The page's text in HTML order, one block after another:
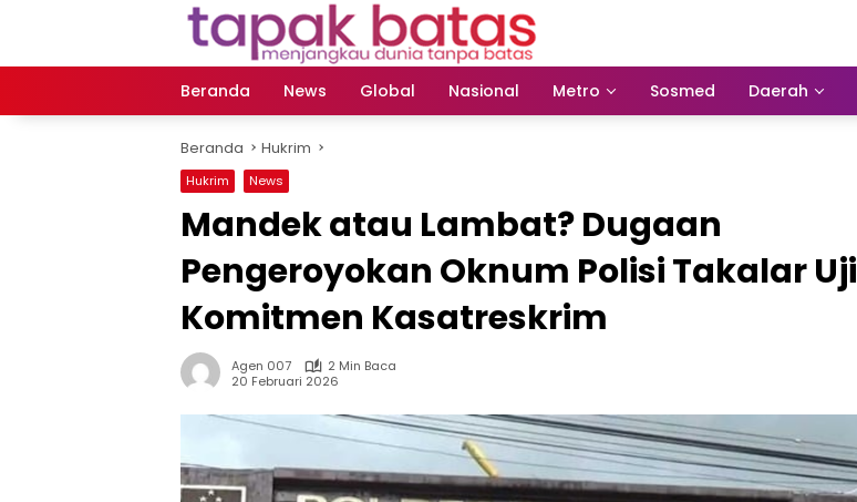
Beranda
News Global Nasional Metro Sosmed Daerah
Beranda Hukrim
Hukrim News
Mandek atau Lambat? Dugaan
Pengeroyokan Oknum Polisi Takalar Uji
Komitmen Kasatreskrim
Agen 007
2 Min Baca
20 Februari 2026